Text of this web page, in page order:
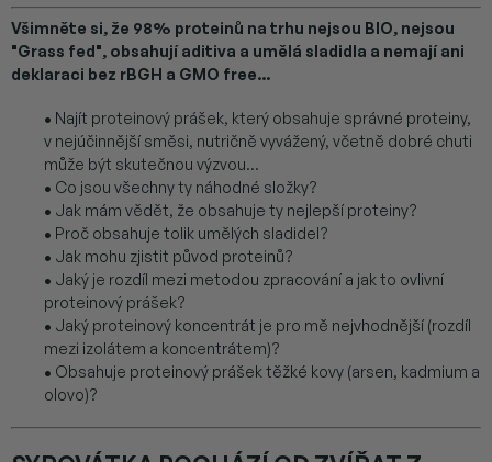
Všimněte si, že 98% proteinů na trhu nejsou BIO, nejsou
"Grass fed", obsahují aditiva a umělá sladidla a nemají ani
deklaraci bez rBGH a GMO free...
• Najít proteinový prášek, který obsahuje správné proteiny,
v nejúčinnější směsi, nutričně vyvážený, včetně dobré chuti
může být skutečnou výzvou...
• Co jsou všechny ty náhodné složky?
• Jak mám vědět, že obsahuje ty nejlepší proteiny?
• Proč obsahuje tolik umělých sladidel?
• Jak mohu zjistit původ proteinů?
• Jaký je rozdíl mezi metodou zpracování a jak to ovlivní
proteinový prášek?
• Jaký proteinový koncentrát je pro mě nejvhodnější (rozdíl
mezi izolátem a koncentrátem)?
• Obsahuje proteinový prášek těžké kovy (arsen, kadmium a
olovo)?